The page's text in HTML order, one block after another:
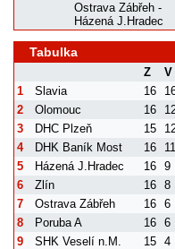
Ostrava Zábřeh -
Házená J.Hradec
Tabulka
Z V
1
Slavia 16
2
Olomouc 16
3
DHC Plzeň 15
4
DHK Baník Most 16 11
5
Házená J.Hradec 16 9
6
Zlín 16 8
7
Ostrava Zábřeh 16 6
8
Poruba A 16 6
9
SHK Veselí n.M. 15 4